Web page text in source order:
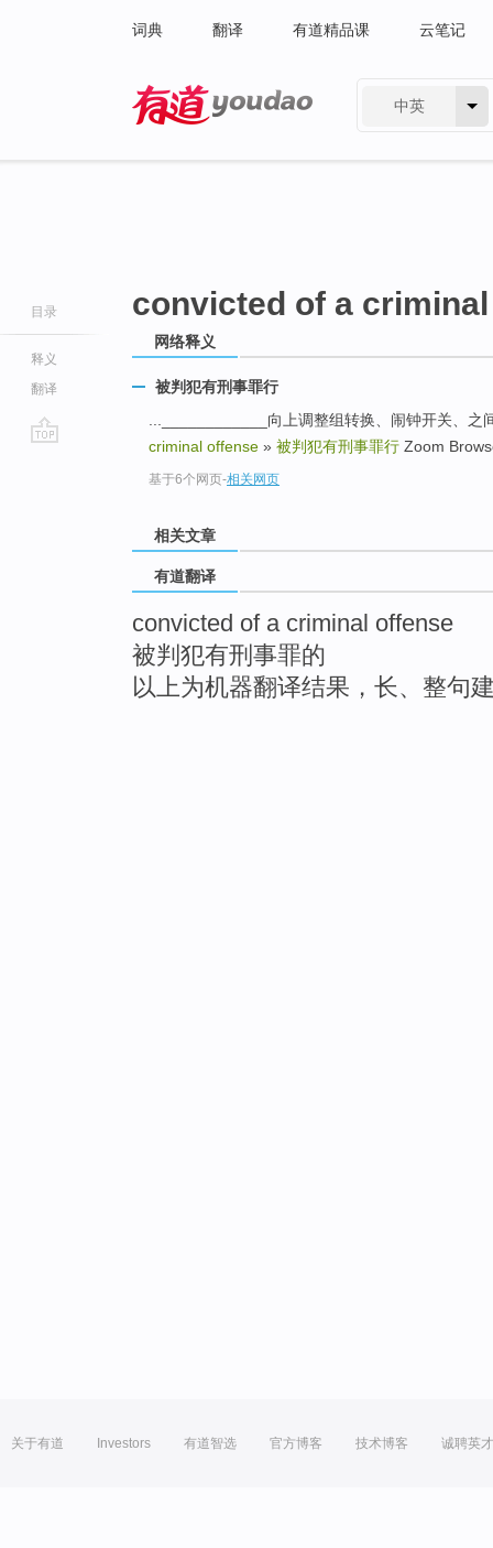
词典 翻译 有道精品课 云笔记
中英
目录
释义
翻译
convicted of a
网络释义
被判犯有刑事罪行
...____________向上调整组转换、闹钟开关、
criminal offense » 被判犯有刑事罪行 Zoom
基于6个网页-相关网页
相关文章
有道翻译
convicted of a criminal offense
被判犯有刑事罪的
以上为机器翻译结果，长、整句
关于有道 Investors 有道智选 官方博客 技术博客 诚聘英才